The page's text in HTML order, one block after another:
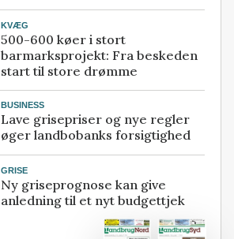
KVÆG
500-600 køer i stort
barmarksprojekt: Fra beskeden
start til store drømme
BUSINESS
Lave grisepriser og nye regler
øger landbobanks forsigtighed
GRISE
Ny griseprognose kan give
anledning til et nyt budgettjek